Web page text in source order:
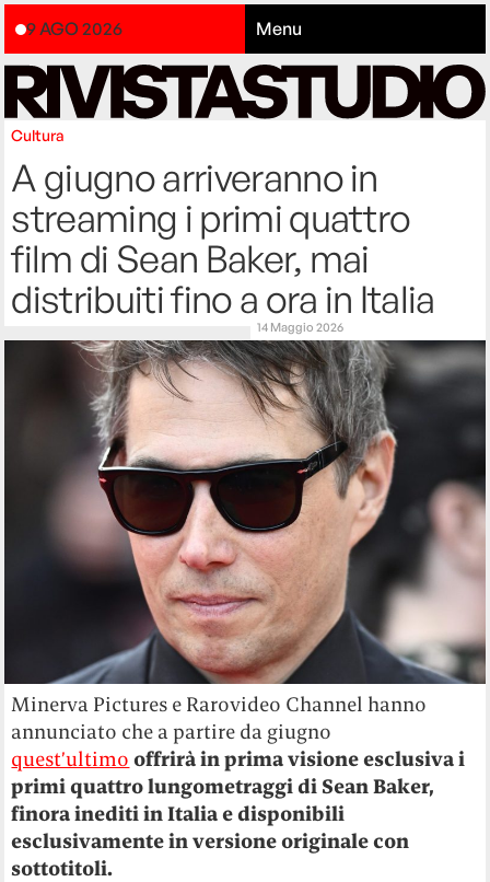
9 AGO 2026 Menu
Cultura
A giugno arriveranno in
streaming i primi quattro
film di Sean Baker, mai
distribuiti fino a ora in Italia
14 Maggio 2026
Minerva Pictures e Rarovideo Channel hanno
annunciato che a partire da giugno
quest’ultimo offrirà in prima visione esclusiva i
primi quattro lungometraggi di Sean Baker,
finora inediti in Italia e disponibili
esclusivamente in versione originale con
sottotitoli.